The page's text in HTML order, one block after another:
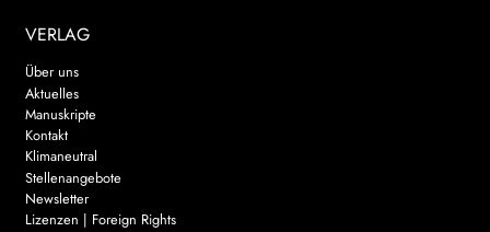
VERLAG
Über uns
Aktuelles
Manuskripte
Kontakt
Klimaneutral
Stellenangebote
Newsletter
Lizenzen | Foreign Rights